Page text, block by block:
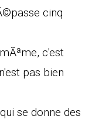
cinq
c'est
pas bien
se donne des